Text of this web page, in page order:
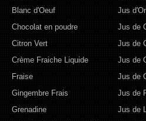
Blanc d'Oeuf
Chocolat en poudre
Citron Vert
Crème Fraiche Liquide
Fraise
Gingembre Frais
Grenadine
Jus
Jus de
Jus de
Jus de
Jus de
Jus de
Jus de